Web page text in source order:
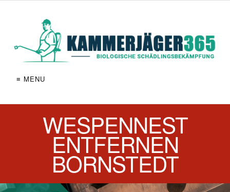
≡ MENU
WESPENNEST
ENTFERNEN
BORNSTEDT